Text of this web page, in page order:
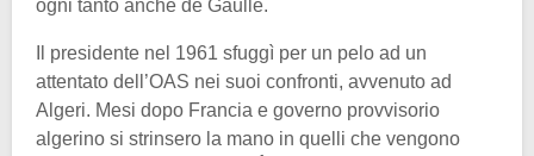
ogni tanto anche de Gaulle.
Il presidente nel 1961 sfuggì per un pelo ad un
attentato dell’OAS nei suoi confronti, avvenuto ad
Algeri. Mesi dopo Francia e governo provvisorio
algerino si strinsero la mano in quelli che vengono